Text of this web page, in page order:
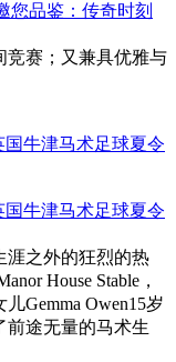
您品鉴：传奇时刻
竞赛；又兼具优雅与
国牛津马术足球夏令
国牛津马术足球夏令
涯之外的狂烈的热
House Stable，
Gemma Owen15岁
前途无量的马术生